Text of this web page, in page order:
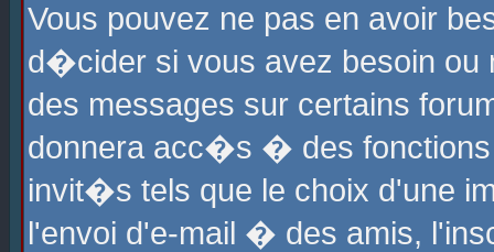
Vous pouvez ne pas en avoir
d�cider si vous avez besoin ou
des messages sur certains
donnera acc�s � des fonctions
invit�s tels que le choix d'une
l'envoi d'e-mail � des amis,